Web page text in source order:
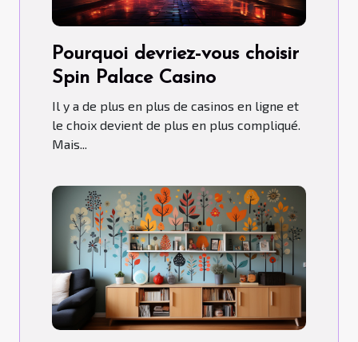
Pourquoi devriez-vous choisir
Spin Palace Casino
Il y a de plus en plus de casinos en ligne et
le choix devient de plus en plus compliqué.
Mais...